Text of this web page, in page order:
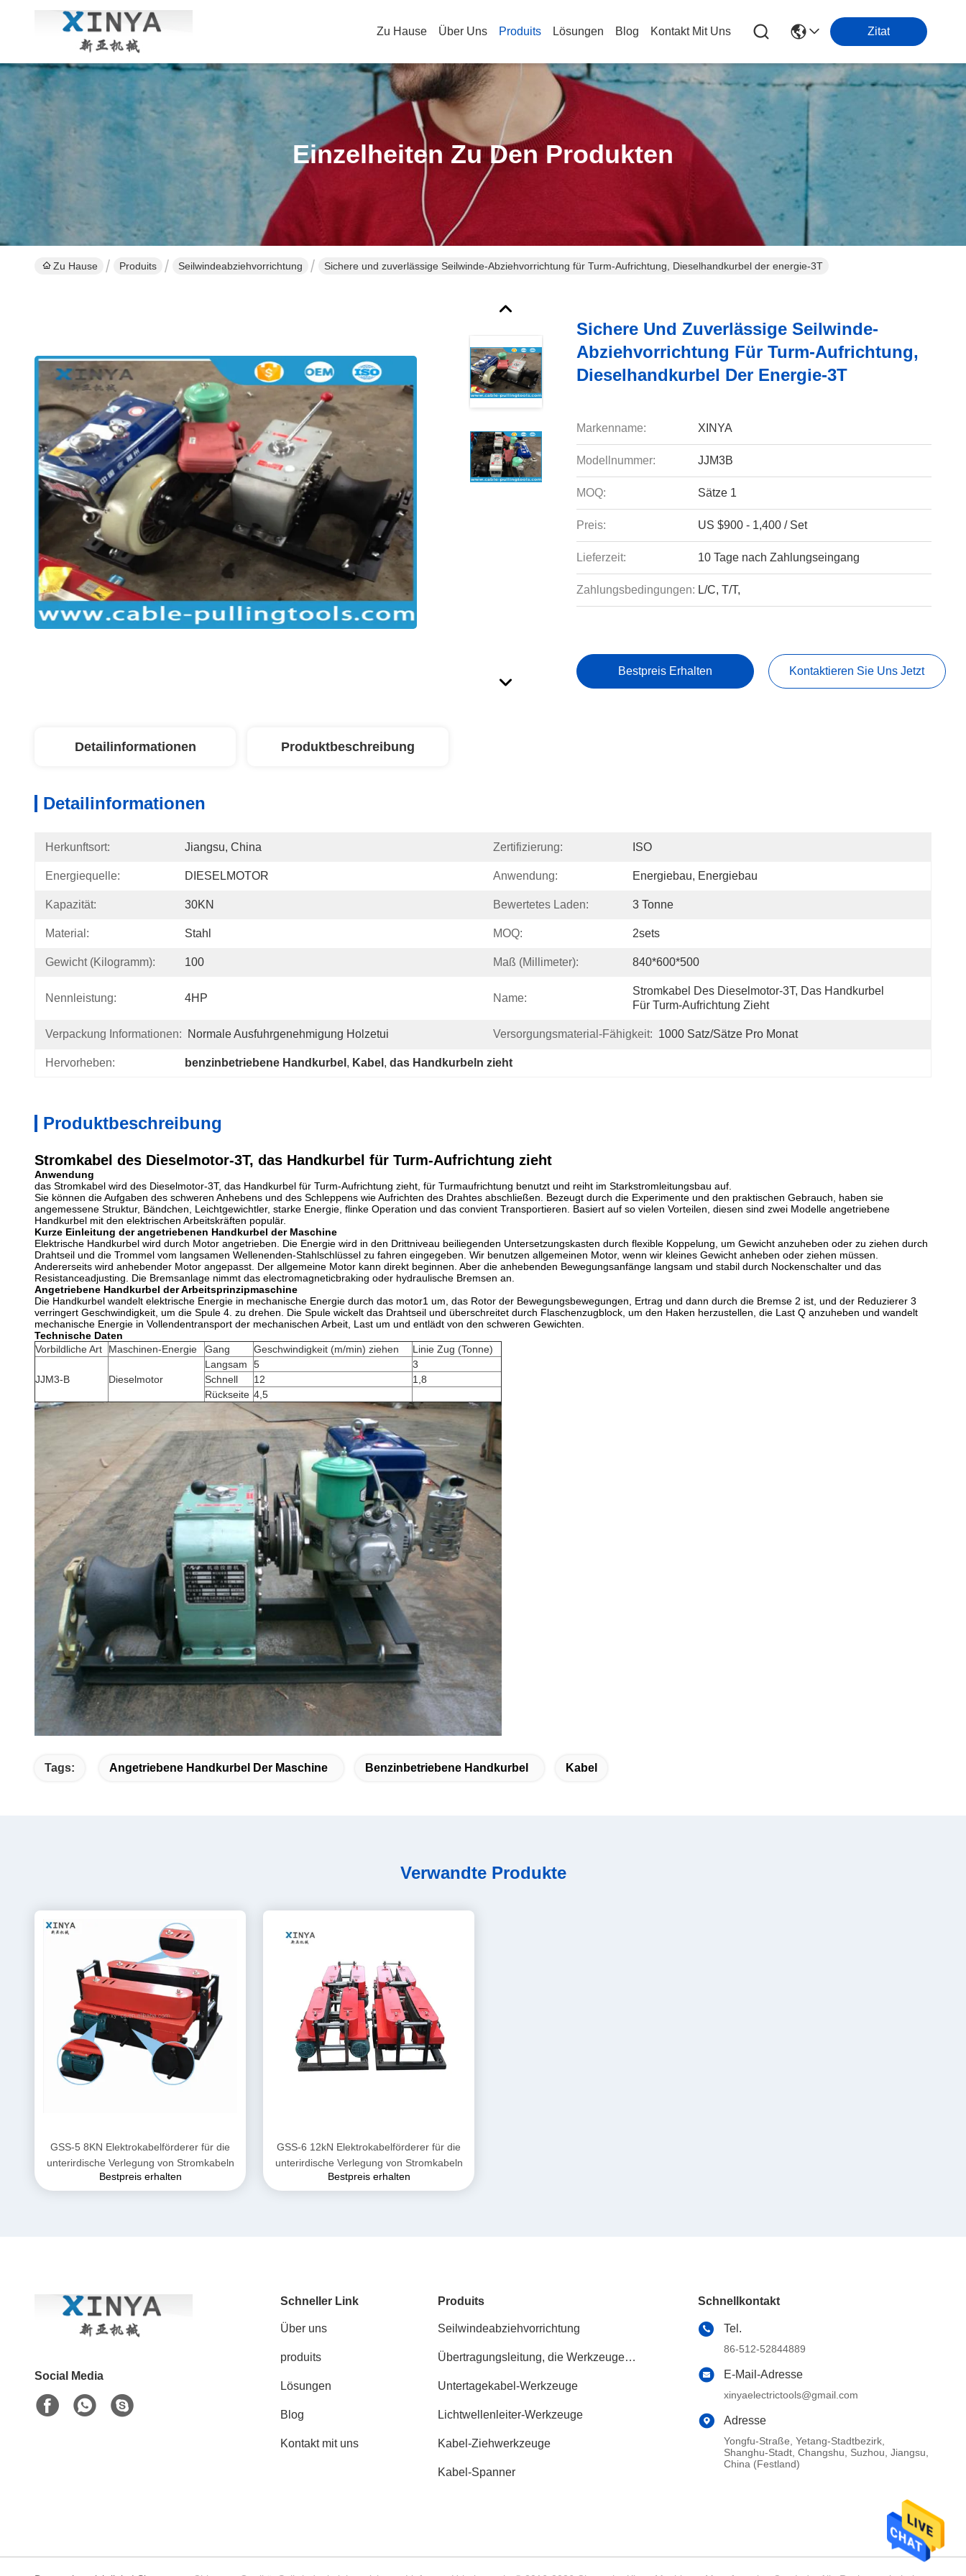
Zu Hause Über Uns Produits Lösungen Blog Kontakt Mit Uns Zitat
Einzelheiten Zu Den Produkten
Zu Hause Produits Seilwindeabziehvorrichtung Sichere und zuverlässige Seilwinde-Abziehvorrichtung für Turm-Aufrichtung, Dieselhandkurbel der energie-3T
Sichere Und Zuverlässige Seilwinde-
Abziehvorrichtung Für Turm-Aufrichtung,
Dieselhandkurbel Der Energie-3T
Markenname: XINYA
Modellnummer: JJM3B
MOQ: Sätze 1
Preis: US $900 - 1,400 / Set
Lieferzeit: 10 Tage nach Zahlungseingang
Zahlungsbedingungen: L/C, T/T,
Bestpreis Erhalten Kontaktieren Sie Uns Jetzt
Detailinformationen Produktbeschreibung
Detailinformationen
Herkunftsort: Jiangsu, China Zertifizierung: ISO
Energiequelle: DIESELMOTOR Anwendung: Energiebau, Energiebau
Kapazität: 30KN Bewertetes Laden: 3 Tonne
Material: Stahl MOQ: 2sets
Gewicht (Kilogramm): 100 Maß (Millimeter): 840*600*500
Nennleistung: 4HP Name:
Stromkabel Des Dieselmotor-3T, Das Handkurbel
Für Turm-Aufrichtung Zieht
Verpackung Informationen: Normale Ausfuhrgenehmigung Holzetui Versorgungsmaterial-Fähigkeit: 1000 Satz/Sätze Pro Monat
Hervorheben: benzinbetriebene Handkurbel , Kabel , das Handkurbeln zieht
Produktbeschreibung
Stromkabel des Dieselmotor-3T, das Handkurbel für Turm-Aufrichtung zieht
Anwendung
das Stromkabel wird des Dieselmotor-3T, das Handkurbel für Turm-Aufrichtung zieht, für Turmaufrichtung benutzt und reiht im Starkstromleitungsbau auf.
Sie können die Aufgaben des schweren Anhebens und des Schleppens wie Aufrichten des Drahtes abschließen. Bezeugt durch die Experimente und den praktischen Gebrauch, haben sie
angemessene Struktur, Bändchen, Leichtgewichtler, starke Energie, flinke Operation und das convient Transportieren. Basiert auf so vielen Vorteilen, diesen sind zwei Modelle angetriebene
Handkurbel mit den elektrischen Arbeitskräften populär.
Kurze Einleitung der angetriebenen Handkurbel der Maschine
Elektrische Handkurbel wird durch Motor angetrieben. Die Energie wird in den Drittniveau beiliegenden Untersetzungskasten durch flexible Koppelung, um Gewicht anzuheben oder zu ziehen durch
Drahtseil und die Trommel vom langsamen Wellenenden-Stahlschlüssel zu fahren eingegeben. Wir benutzen allgemeinen Motor, wenn wir kleines Gewicht anheben oder ziehen müssen.
Andererseits wird anhebender Motor angepasst. Der allgemeine Motor kann direkt beginnen. Aber die anhebenden Bewegungsanfänge langsam und stabil durch Nockenschalter und das
Resistanceadjusting. Die Bremsanlage nimmt das electromagneticbraking oder hydraulische Bremsen an.
Angetriebene Handkurbel der Arbeitsprinzipmaschine
Die Handkurbel wandelt elektrische Energie in mechanische Energie durch das motor1 um, das Rotor der Bewegungsbewegungen, Ertrag und dann durch die Bremse 2 ist, und der Reduzierer 3
verringert Geschwindigkeit, um die Spule 4. zu drehen. Die Spule wickelt das Drahtseil und überschreitet durch Flaschenzugblock, um den Haken herzustellen, die Last Q anzuheben und wandelt
mechanische Energie in Vollendentransport der mechanischen Arbeit, Last um und entlädt von den schweren Gewichten.
Technische Daten
Vorbildliche Art
Maschinen-Energie Gang Geschwindigkeit (m/min) ziehen Linie Zug (Tonne)
JJM3-B Dieselmotor
Langsam 5
3
Schnell
12
1,8
Rückseite 4,5
Tags: Angetriebene Handkurbel Der Maschine Benzinbetriebene Handkurbel Kabel
Verwandte Produkte
GSS-5 8KN Elektrokabelförderer für die
unterirdische Verlegung von Stromkabeln
Bestpreis erhalten
GSS-6 12kN Elektrokabelförderer für die
unterirdische Verlegung von Stromkabeln
Bestpreis erhalten
Social Media
Schneller Link
Über uns
produits
Lösungen
Blog
Kontakt mit uns
Produits
Seilwindeabziehvorrichtung
Übertragungsleitung, die Werkzeuge
Untertagekabel-Werkzeuge
Lichtwellenleiter-Werkzeuge
Kabel-Ziehwerkzeuge
Kabel-Spanner
Schnellkontakt
Tel.
86-512-52844889
E-Mail-Adresse
xinyaelectrictools@gmail.com
Adresse
Yongfu-Straße, Yetang-Stadtbezirk,
Shanghu-Stadt, Changshu, Suzhou, Jiangsu,
China (Festland)